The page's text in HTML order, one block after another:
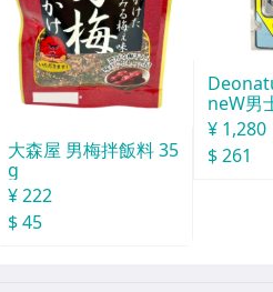
大森屋 男梅拌飯料 35
g
¥ 222
$ 45
neW男
汗石 中
¥ 1,280
$ 261